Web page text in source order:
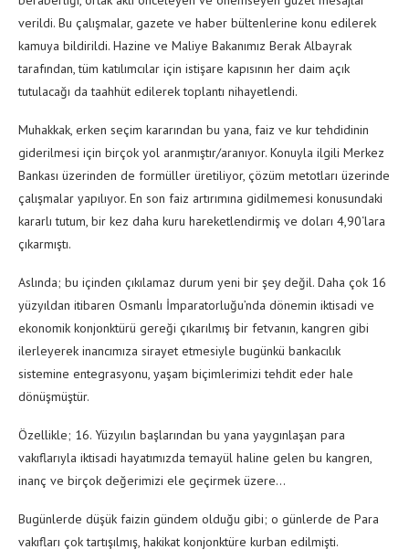
verildi. Bu çalışmalar, gazete ve haber bültenlerine konu edilerek
kamuya bildirildi. Hazine ve Maliye Bakanımız Berak Albayrak
tarafından, tüm katılımcılar için istişare kapısının her daim açık
tutulacağı da taahhüt edilerek toplantı nihayetlendi.
Muhakkak, erken seçim kararından bu yana, faiz ve kur tehdidinin
giderilmesi için birçok yol aranmıştır/aranıyor. Konuyla ilgili Merkez
Bankası üzerinden de formüller üretiliyor, çözüm metotları üzerinde
çalışmalar yapılıyor. En son faiz artırımına gidilmemesi konusundaki
kararlı tutum, bir kez daha kuru hareketlendirmiş ve doları 4,90‘lara
çıkarmıştı.
Aslında; bu içinden çıkılamaz durum yeni bir şey değil. Daha çok 16
yüzyıldan itibaren Osmanlı İmparatorluğu’nda dönemin iktisadi ve
ekonomik konjonktürü gereği çıkarılmış bir fetvanın, kangren gibi
ilerleyerek inancımıza sirayet etmesiyle bugünkü bankacılık
sistemine entegrasyonu, yaşam biçimlerimizi tehdit eder hale
dönüşmüştür.
Özellikle; 16. Yüzyılın başlarından bu yana yaygınlaşan para
vakıflarıyla iktisadi hayatımızda temayül haline gelen bu kangren,
inanç ve birçok değerimizi ele geçirmek üzere…
Bugünlerde düşük faizin gündem olduğu gibi; o günlerde de Para
vakıfları çok tartışılmış, hakikat konjonktüre kurban edilmişti.